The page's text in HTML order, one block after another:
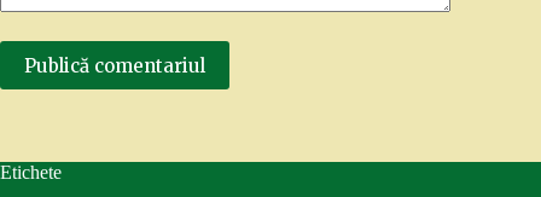
Publică comentariul
Etichete